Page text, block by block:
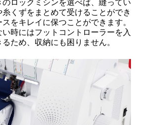
くずをまとめて受けることができ
をキレイに保つことができます。
時にはフットコントローラーを入
ため、収納にも困りません。